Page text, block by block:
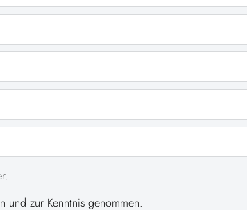
und zur Kenntnis genommen.